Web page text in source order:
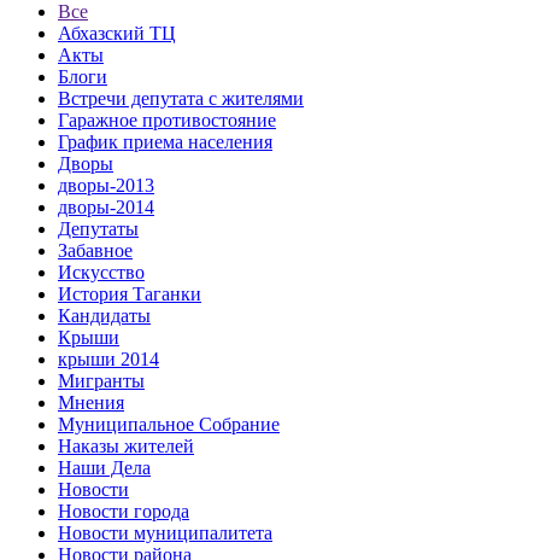
Все
Абхазский ТЦ
Акты
Блоги
Встречи депутата с жителями
Гаражное противостояние
График приема населения
Дворы
дворы-2013
дворы-2014
Депутаты
Забавное
Искусство
История Таганки
Кандидаты
Крыши
крыши 2014
Мигранты
Мнения
Муниципальное Собрание
Наказы жителей
Наши Дела
Новости
Новости города
Новости муниципалитета
Новости района